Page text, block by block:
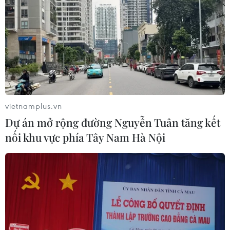
Kiều bào tại Thái Lan nguyện luôn xứng
đáng là con cháu Bác Hồ
vietnamplus.vn
Dự án mở rộng đường Nguyễn Tuân tăng kết
nối khu vực phía Tây Nam Hà Nội